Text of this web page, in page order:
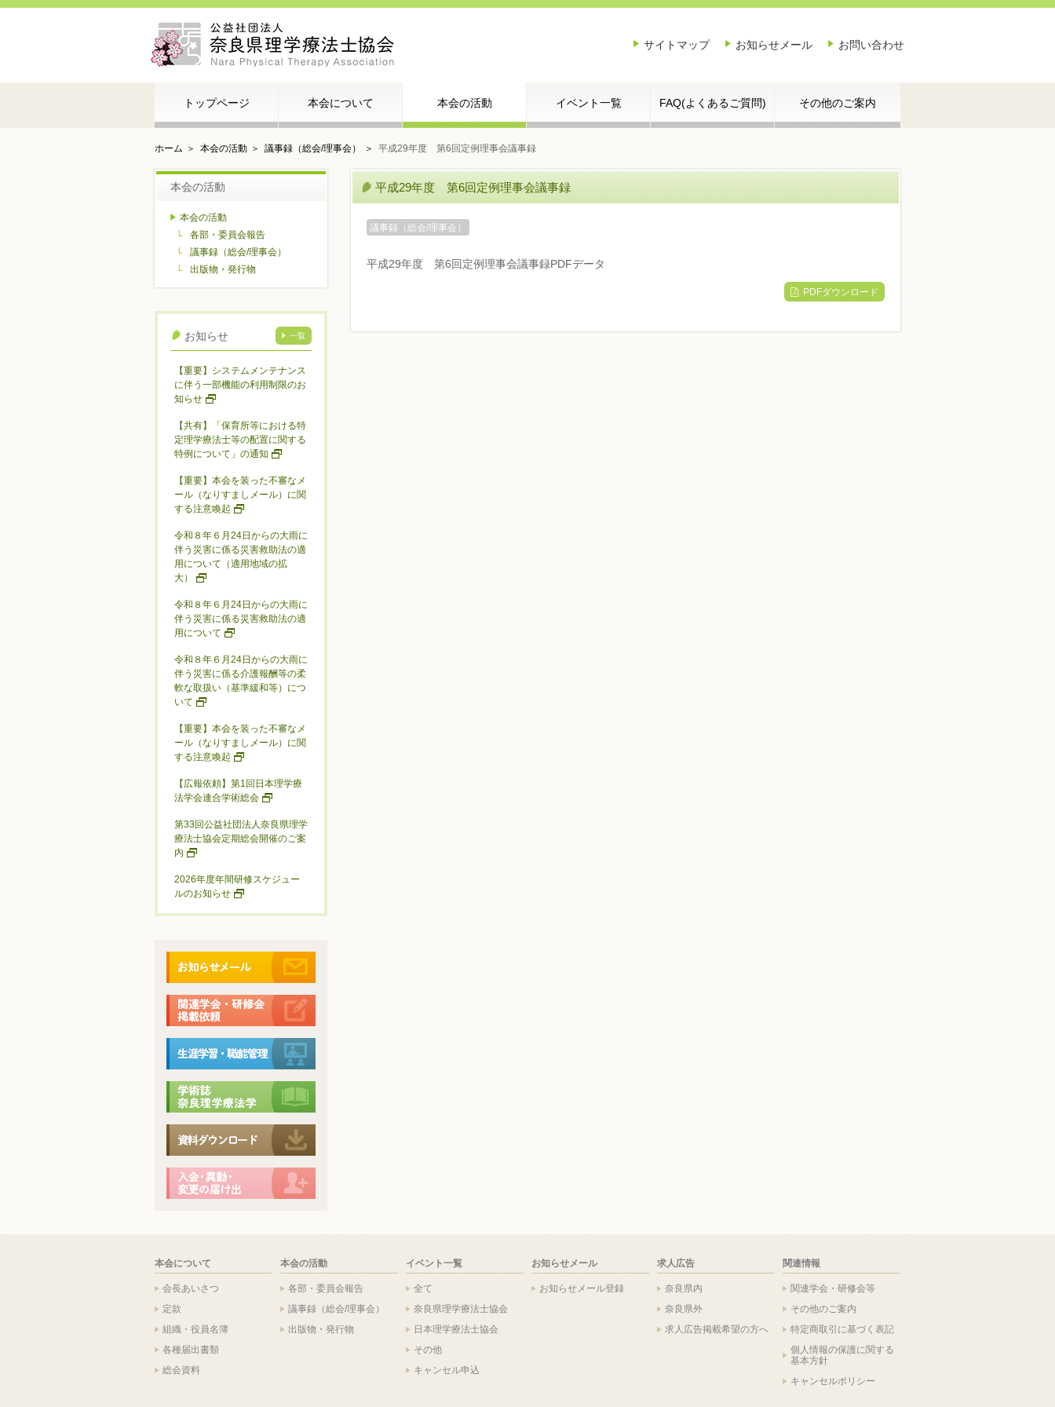
お問い合わせ
お知らせメール
サイトマップ
トップページ 本会について 本会の活動 イベント一覧 FAQ(よくあるご質問) その他のご案内
ホーム 本会の活動 議事録（総会/理事会） 平成29年度 第6回定例理事会議事録
平成29年度 第6回定例理事会議事録
議事録（総会/理事会）
平成29年度 第6回定例理事会議事録PDFデータ
PDFダウンロード
本会の活動
本会の活動
各部・委員会報告
議事録（総会/理事会）
出版物・発行物
お知らせ 一覧
【重要】システムメンテナンス
に伴う一部機能の利用制限のお
知らせ
【共有】「保育所等における特
定理学療法士等の配置に関する
特例について」の通知
【重要】本会を装った不審なメ
ール（なりすましメール）に関
する注意喚起
令和８年６月24日からの大雨に
伴う災害に係る災害救助法の適
用について（適用地域の拡
大）
令和８年６月24日からの大雨に
伴う災害に係る災害救助法の適
用について
令和８年６月24日からの大雨に
伴う災害に係る介護報酬等の柔
軟な取扱い（基準緩和等）につ
いて
【重要】本会を装った不審なメ
ール（なりすましメール）に関
する注意喚起
【広報依頼】第1回日本理学療
法学会連合学術総会
第33回公益社団法人奈良県理学
療法士協会定期総会開催のご案
内
2026年度年間研修スケジュー
ルのお知らせ
本会について
会長あいさつ
定款
組織・役員名簿
各種届出書類
総会資料
本会の活動
各部・委員会報告
議事録（総会/理事会）
出版物・発行物
イベント一覧
全て
奈良県理学療法士協会
日本理学療法士協会
その他
キャンセル申込
お知らせメール
お知らせメール登録
求人広告
奈良県内
奈良県外
求人広告掲載希望の方へ
関連情報
関連学会・研修会等
その他のご案内
特定商取引に基づく表記
個人情報の保護に関する
基本方針
キャンセルポリシー